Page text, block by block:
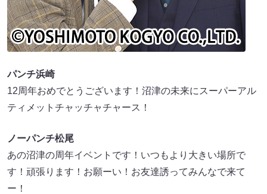
パンチ浜崎
12周年おめでとうございます！沼津の未来にスーパーアル
ティメットチャッチャチャース！
ノーパンチ松尾
あの沼津の周年イベントです！いつもより大きい場所で
す！頑張ります！お願ーい！お友達誘ってみんなで来て
ー！